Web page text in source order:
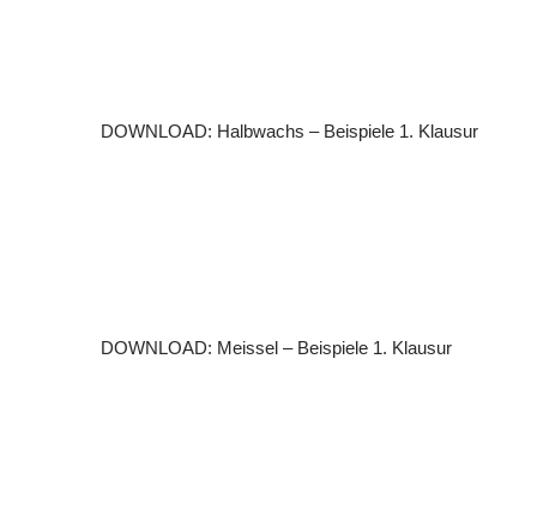
DOWNLOAD: Halbwachs – Beispiele 1. Klausur
DOWNLOAD: Meissel – Beispiele 1. Klausur